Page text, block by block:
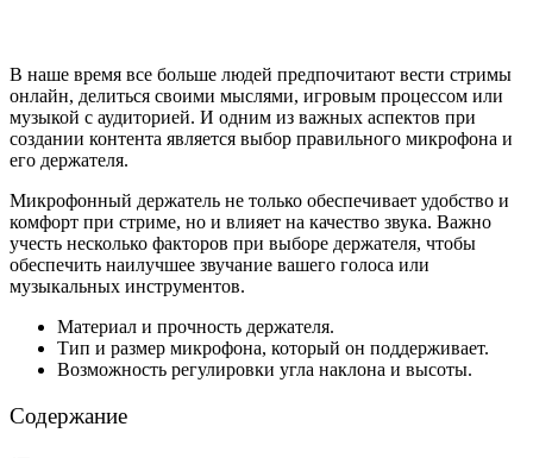
В наше время все больше людей предпочитают вести стримы
онлайн, делиться своими мыслями, игровым процессом или
музыкой с аудиторией. И одним из важных аспектов при
создании контента является выбор правильного микрофона и
его держателя.
Микрофонный держатель не только обеспечивает удобство и
комфорт при стриме, но и влияет на качество звука. Важно
учесть несколько факторов при выборе держателя, чтобы
обеспечить наилучшее звучание вашего голоса или
музыкальных инструментов.
Материал и прочность держателя.
Тип и размер микрофона, который он поддерживает.
Возможность регулировки угла наклона и высоты.
Содержание